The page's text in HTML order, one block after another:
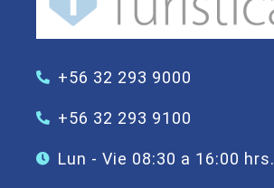
+56 32 293 9000
+56 32 293 9100
Lun - Vie 08:30 a 16:00 hrs.